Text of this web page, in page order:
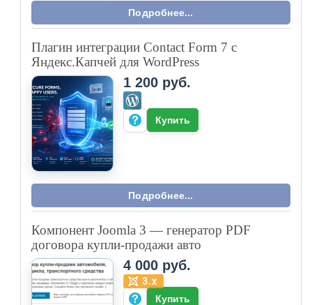
Подробнее...
Плагин интеграции Contact Form 7 с
Яндекс.Капчей для WordPress
1 200 руб.
Купить
Подробнее...
Компонент Joomla 3 — генератор PDF
договора купли-продажи авто
4 000 руб.
Купить